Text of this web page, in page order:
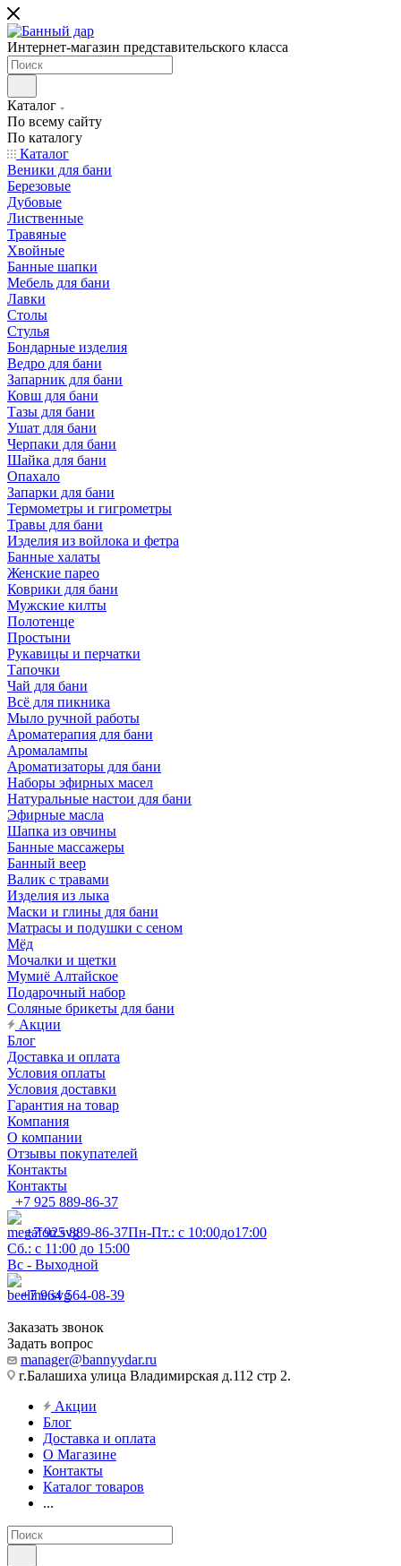
Интернет-магазин представительского класса
Каталог
По всему сайту
По каталогу
Каталог
Веники для бани
Березовые
Дубовые
Лиственные
Травяные
Хвойные
Банные шапки
Мебель для бани
Лавки
Столы
Стулья
Бондарные изделия
Ведро для бани
Запарник для бани
Ковш для бани
Тазы для бани
Ушат для бани
Черпаки для бани
Шайка для бани
Опахало
Запарки для бани
Термометры и гигрометры
Травы для бани
Изделия из войлока и фетра
Банные халаты
Женские парео
Коврики для бани
Мужские килты
Полотенце
Простыни
Рукавицы и перчатки
Тапочки
Чай для бани
Всё для пикника
Мыло ручной работы
Ароматерапия для бани
Аромалампы
Ароматизаторы для бани
Наборы эфирных масел
Натуральные настои для бани
Эфирные масла
Шапка из овчины
Банные массажеры
Банный веер
Валик с травами
Изделия из лыка
Маски и глины для бани
Матрасы и подушки с сеном
Мёд
Мочалки и щетки
Мумиё Алтайское
Подарочный набор
Соляные брикеты для бани
Акции
Блог
Доставка и оплата
Условия оплаты
Условия доставки
Гарантия на товар
Компания
О компании
Отзывы покупателей
Контакты
Контакты
+7 925 889-86-37
+7 925 889-86-37Пн-Пт.: с 10:00до17:00
Сб.: с 11:00 до 15:00
Вс - Выходной
+7 964 564-08-39
Заказать звонок
Задать вопрос
manager@bannyydar.ru
г.Балашиха улица Владимирская д.112 стр 2.
Акции
Блог
Доставка и оплата
О Магазине
Контакты
Каталог товаров
...